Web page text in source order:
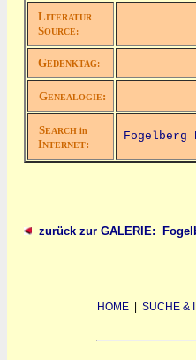
LITERATUR
SOURCE:
GEDENKTAG:
GENEALOGIE:
SEARCH in
INTERNET:
Fogelberg
zurück zur GALERIE:
HOME SUCHE &